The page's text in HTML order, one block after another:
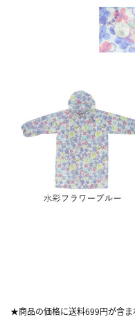
★商品の価格に送料699円が含ま